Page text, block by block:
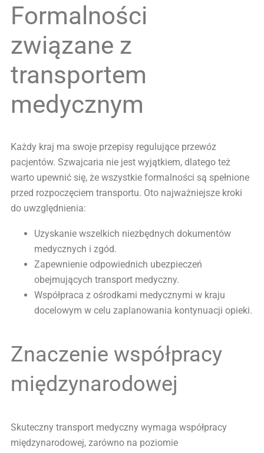
Formalności
związane z
transportem
medycznym
Każdy kraj ma swoje przepisy regulujące przewóz
pacjentów. Szwajcaria nie jest wyjątkiem, dlatego też
warto upewnić się, że wszystkie formalności są spełnione
przed rozpoczęciem transportu. Oto najważniejsze kroki
do uwzględnienia:
Uzyskanie wszelkich niezbędnych dokumentów
medycznych i zgód.
Zapewnienie odpowiednich ubezpieczeń
obejmujących transport medyczny.
Współpraca z ośrodkami medycznymi w kraju
docelowym w celu zaplanowania kontynuacji opieki.
Znaczenie współpracy
międzynarodowej
Skuteczny transport medyczny wymaga współpracy
międzynarodowej, zarówno na poziomie